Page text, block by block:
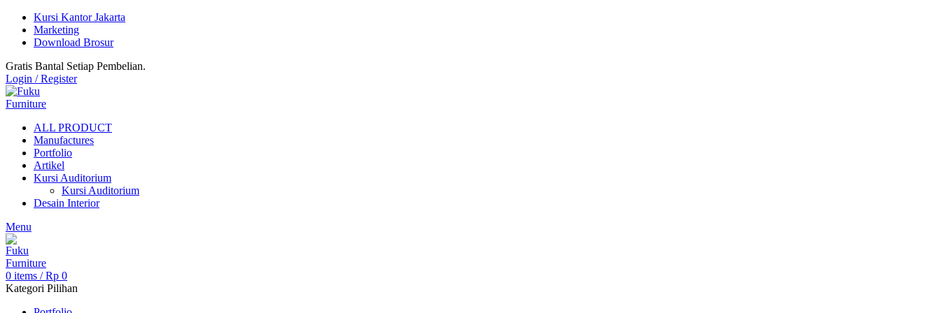
Kursi Kantor Jakarta
Marketing
Download Brosur
Gratis Bantal Setiap Pembelian.
Login / Register
ALL PRODUCT
Manufactures
Portfolio
Artikel
Kursi Auditorium
Kursi Auditorium
Desain Interior
Menu
0 items / Rp 0
Kategori Pilihan